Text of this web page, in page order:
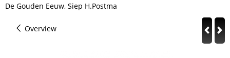
De Gouden Eeuw, Siep H.Postma
Overview